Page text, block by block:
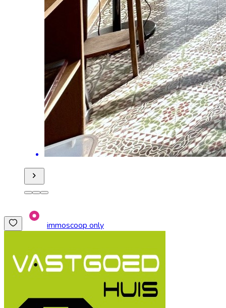
immoscoop only